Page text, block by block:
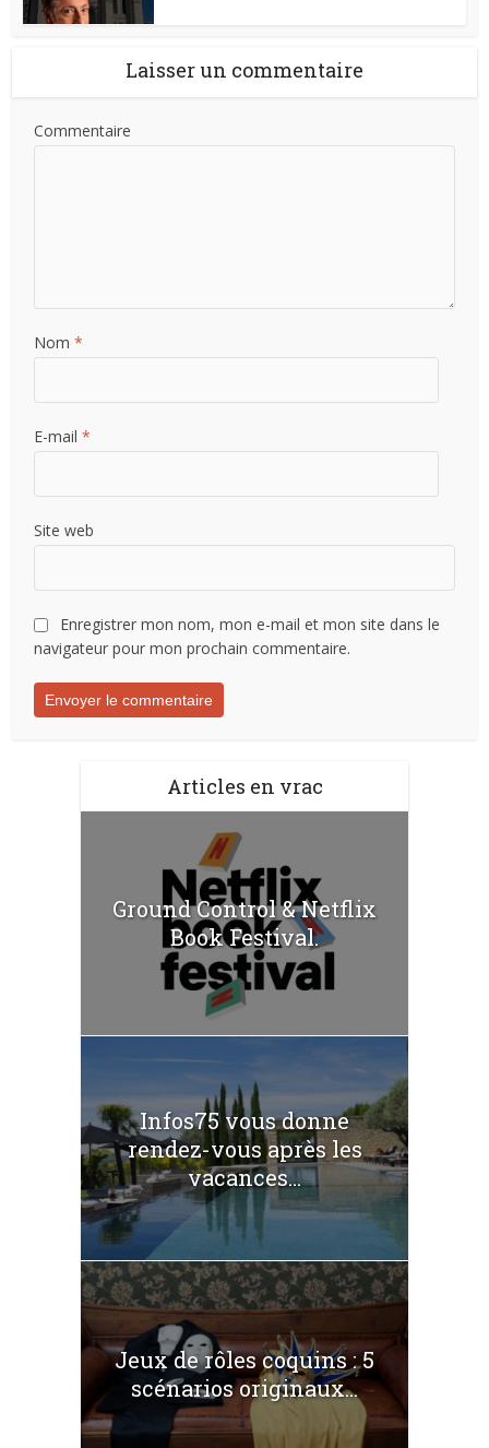
Laisser un commentaire
Commentaire
Nom*
E-mail*
Site web
Enregistrer mon nom, mon e-mail et mon site dans le
navigateur pour mon prochain commentaire.
Articles en vrac
Ground Control & Netflix
Book Festival.
Infos75 vous donne
rendez-vous après les
vacances...
Jeux de rôles coquins : 5
scénarios originaux...